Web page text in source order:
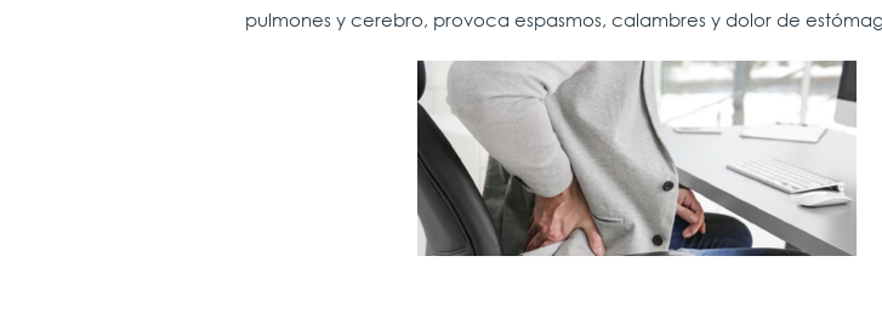
pulmones y cerebro, provoca espasmos, calambres y dolor de